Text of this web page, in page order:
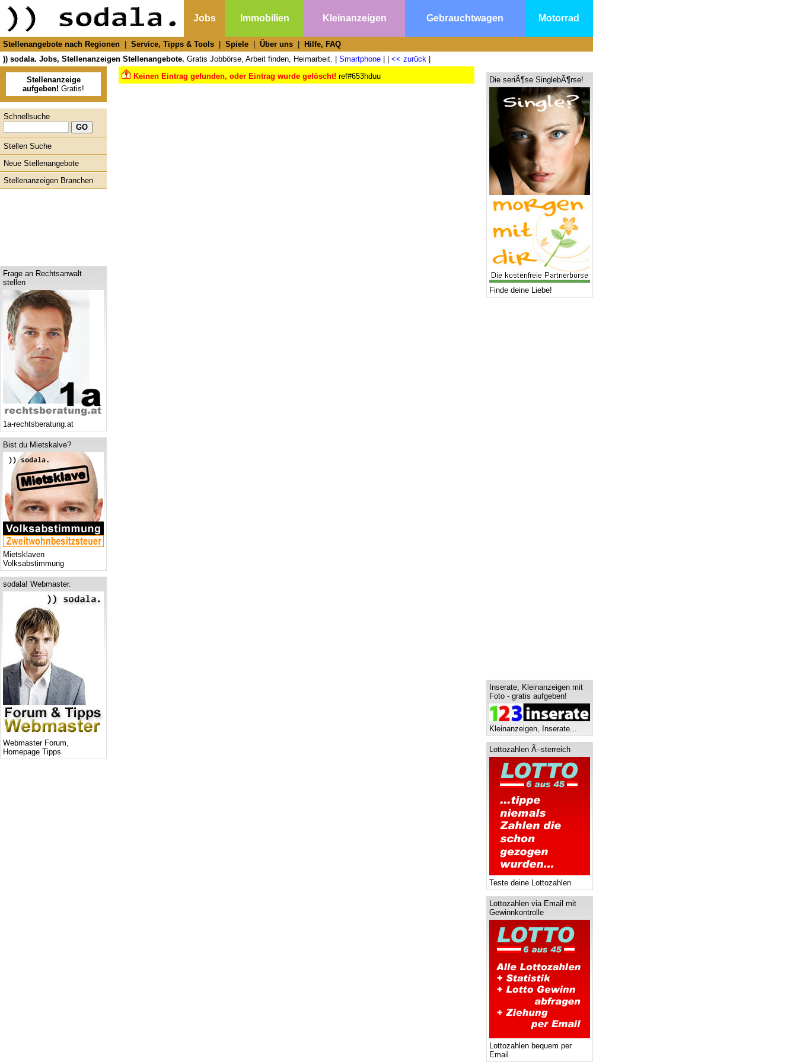
Jobs Immobilien Kleinanzeigen Gebrauchtwagen Motorrad
Stellenangebote nach Regionen Service, Tipps & Tools Spiele Über uns
Hilfe, FAQ
)) sodala. Jobs, Stellenanzeigen Stellenangebote. Gratis Jobbörse, Arbeit finden, Heimarbeit. | Smartphone << zurück
Stellenanzeige
aufgeben! Gratis!
Schnellsuche
Stellen Suche
Neue Stellenangebote
Stellenanzeigen Branchen
Frage an Rechtsanwalt
stellen
1a-rechtsberatung.at
Bist du Mietskalve?
Mietsklaven
Volksabstimmung
sodala! Webmaster.
Webmaster Forum,
Homepage Tipps
Keinen Eintrag gefunden, oder Eintrag wurde gelöscht! ref#653hduu Die seriÃ¶se SinglebÃ¶rse!
Finde deine Liebe!
Inserate, Kleinanzeigen mit
Foto - gratis aufgeben!
Kleinanzeigen, Inserate...
Lottozahlen Ã–sterreich
Teste deine Lottozahlen
Lottozahlen via Email mit
Gewinnkontrolle
Lottozahlen bequem per
Email